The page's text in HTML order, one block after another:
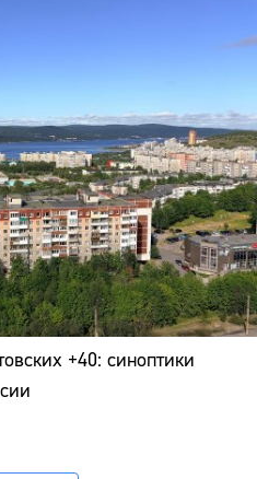
+40: синоптики